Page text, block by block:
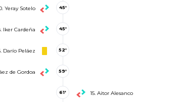
Yeray Sotelo 45'
Iker Cardeña 45'
Darío Peláez 52'
de Gordoa 59'
15. Aitor Alesanco
61'